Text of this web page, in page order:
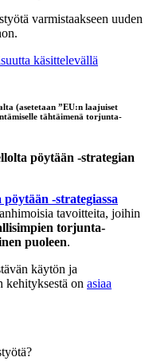
varmistaakseen uuden
käsittelevällä
(asetetaan ”EU:n laajuiset
tähtäimenä torjunta-
pöytään -strategian
pöytään -strategiassa
tavoitteita, joihin
torjunta-
puoleen.
käytön ja
kehityksestä on asiaa